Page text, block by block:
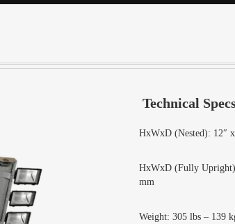
Technical
HxWxD (Nested): 12″
HxWxD (Fully
mm
Weight: 305 lbs – 139